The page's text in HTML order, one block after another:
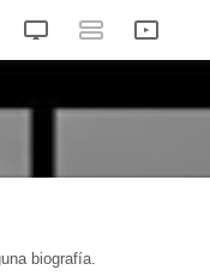
biografía.